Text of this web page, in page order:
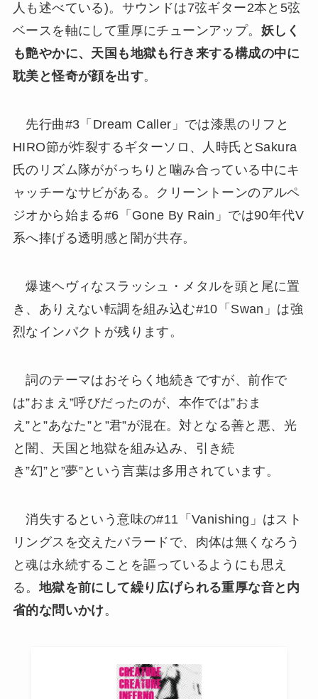
人も述べている)。サウンドは7弦ギター2本と5弦
ベースを軸にして重厚にチューンアップ。 妖しく
も艶やかに、天国も地獄も行き来する構成の中に
耽美と怪奇が顔を出す。
先行曲#3「Dream Caller」では漆黒のリフと
HIRO節が炸裂するギターソロ、人時氏とSakura
氏のリズム隊ががっちりと噛み合っている中にキ
ャッチーなサビがある。クリーントーンのアルペ
ジオから始まる#6「Gone By Rain」では90年代V
系へ捧げる透明感と闇が共存。
爆速ヘヴィなスラッシュ・メタルを頭と尾に置
き、ありえない転調を組み込む#10「Swan」は強
烈なインパクトが残ります。
詞のテーマはおそらく地続きですが、前作で
は”おまえ”呼びだったのが、本作では”おま
え”と”あなた”と”君”が混在。対となる善と悪、光
と闇、天国と地獄を組み込み、引き続
き”幻”と”夢”という言葉は多用されています。
消失するという意味の#11「Vanishing」はスト
リングスを交えたバラードで、肉体は無くなろう
と魂は永続することを謳っているようにも思え
る。地獄を前にして繰り広げられる重厚な音と内
省的な問いかけ。